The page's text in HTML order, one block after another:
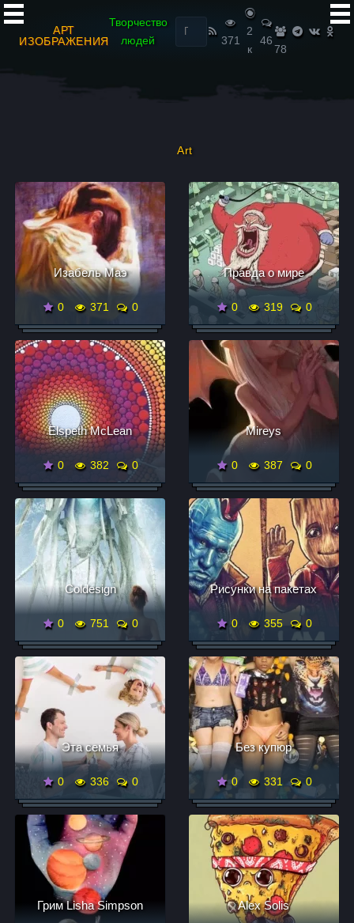
АРТ
ИЗОБРАЖЕНИЯ
Творчество
людей
Найти:
371
2
к
46
78
Art
Изабель Маэ
0 371 0
Правда о мире
0 319 0
Elspeth McLean
0 382 0
Mireys
0 387 0
Coldesign
0 751 0
Рисунки на пакетах
0 355 0
Эта семья
0 336 0
Бeз кyпюp
0 331 0
Грим Lisha Simpson Alex Solis